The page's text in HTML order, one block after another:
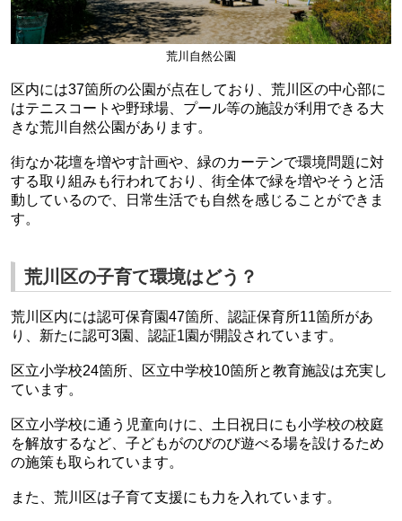
荒川自然公園
区内には37箇所の公園が点在しており、荒川区の中心部に
はテニスコートや野球場、プール等の施設が利用できる大
きな荒川自然公園があります。
街なか花壇を増やす計画や、緑のカーテンで環境問題に対
する取り組みも行われており、街全体で緑を増やそうと活
動しているので、日常生活でも自然を感じることができま
す。
荒川区の子育て環境はどう？
荒川区内には認可保育園47箇所、認証保育所11箇所があ
り、新たに認可3園、認証1園が開設されています。
区立小学校24箇所、区立中学校10箇所と教育施設は充実し
ています。
区立小学校に通う児童向けに、土日祝日にも小学校の校庭
を解放するなど、子どもがのびのび遊べる場を設けるため
の施策も取られています。
また、荒川区は子育て支援にも力を入れています。